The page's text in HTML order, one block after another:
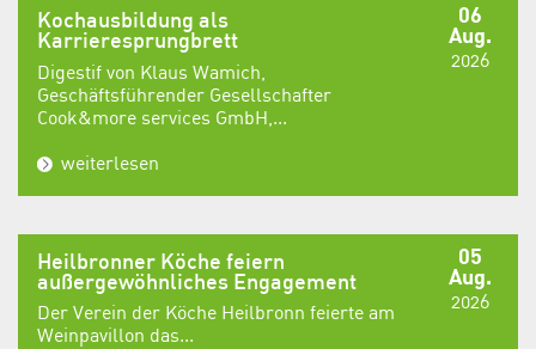
06
Aug.
2026
Kochausbildung als
Karrieresprungbrett
Digestif von Klaus Wamich,
Geschäftsführender Gesellschafter
Cook&more services GmbH,...
weiterlesen
05
Aug.
2026
Heilbronner Köche feiern
außergewöhnliches Engagement
Der Verein der Köche Heilbronn feierte am
Weinpavillon das...